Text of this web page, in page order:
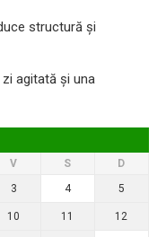
structură și
agitată și una
V S
D
3 4 5
10 11 12